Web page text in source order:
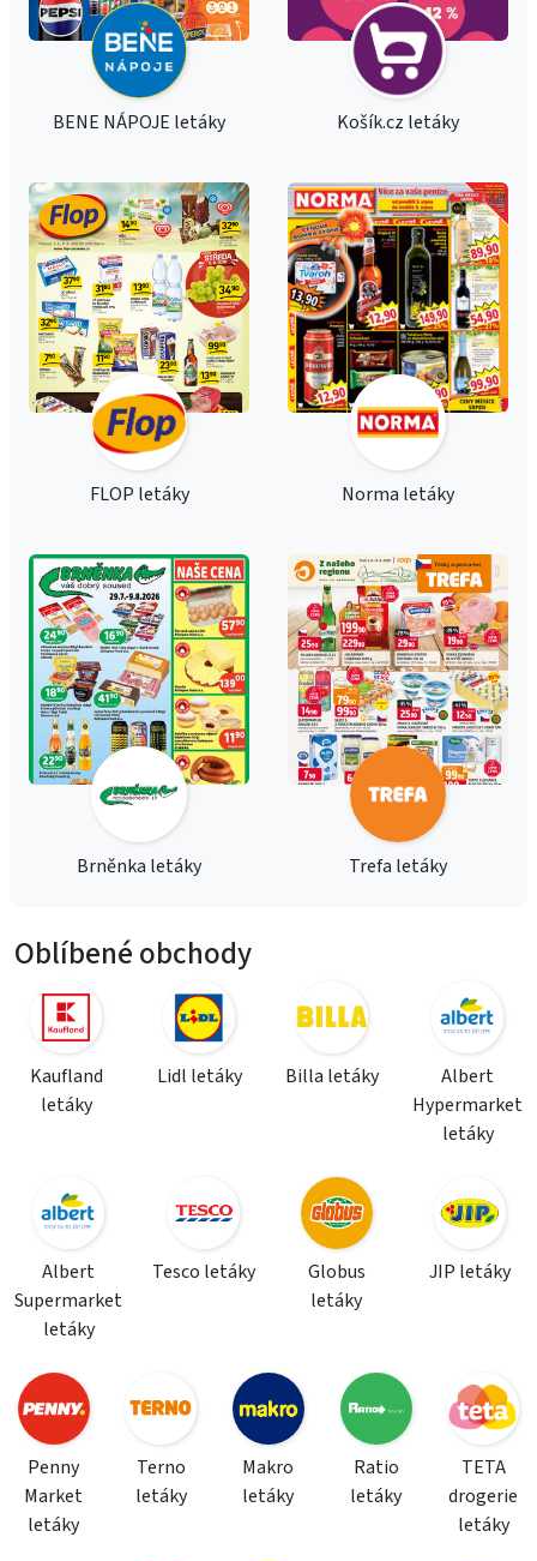
BENE NÁPOJE letáky Košík.cz letáky
FLOP letáky Norma letáky
Brněnka letáky Trefa letáky
Oblíbené obchody
Kaufland
letáky
Lidl letáky Billa letáky
Albert
Hypermarket
letáky
Albert
Supermarket
letáky
Tesco letáky
Globus
letáky
JIP letáky
Penny
Market
letáky
Terno
letáky
Makro
letáky
Ratio
letáky
TETA
drogerie
letáky